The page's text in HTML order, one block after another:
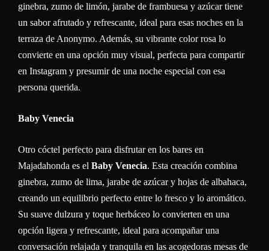
ginebra, zumo de limón, jarabe de frambuesa y azúcar tiene
un sabor afrutado y refrescante, ideal para esas noches en la
terraza de Anonymo. Además, su vibrante color rosa lo
convierte en una opción muy visual, perfecta para compartir
en Instagram y presumir de una noche especial con esa
persona querida.
Baby Venecia
Otro cóctel perfecto para disfrutar en los bares en
Majadahonda es el Baby Venecia. Esta creación combina
ginebra, zumo de lima, jarabe de azúcar y hojas de albahaca,
creando un equilibrio perfecto entre lo fresco y lo aromático.
Su suave dulzura y toque herbáceo lo convierten en una
opción ligera y refrescante, ideal para acompañar una
conversación relajada y tranquila en las acogedoras mesas de